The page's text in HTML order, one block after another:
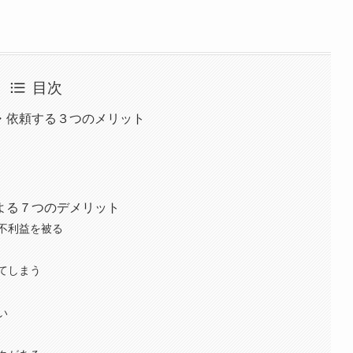
目次
頼する３つのメリット
７つのデメリット
利益を被る
しまう